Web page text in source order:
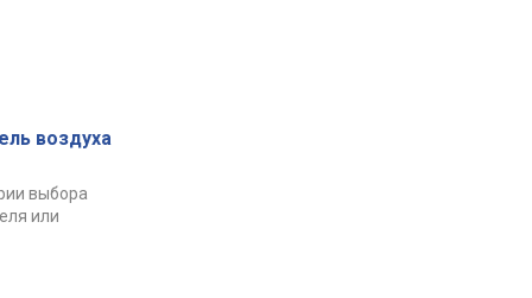
воздуха
выбора
или